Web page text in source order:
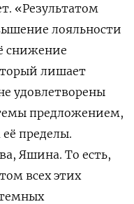
«Результатом
лояльности
снижение
лишает
удовлетворены
предложением,
пределы.
Яшина. То есть,
всех этих